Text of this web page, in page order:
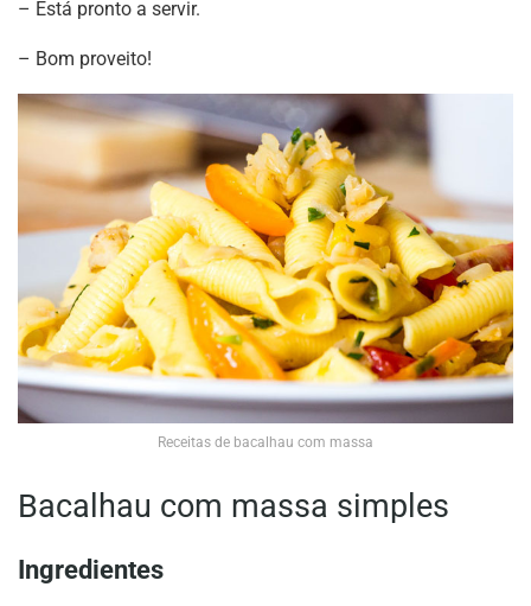
– Está pronto a servir.
– Bom proveito!
Receitas de bacalhau com massa
Bacalhau com massa simples
Ingredientes